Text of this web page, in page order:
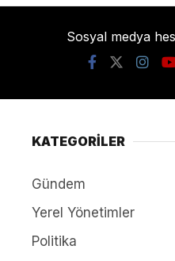
Sosyal medya
KATEGORİLER
Gündem
Yerel Yönetimler
Politika